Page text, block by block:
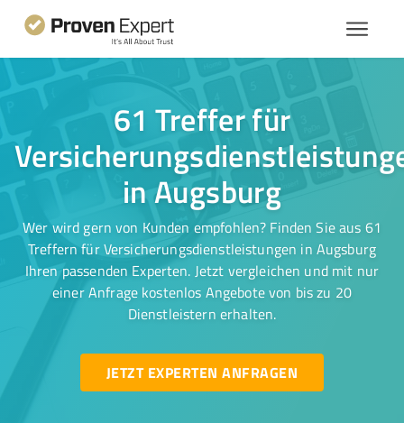
61 Treffer für
in Augsburg
Wer wird gern von Kunden empfohlen? Finden Sie aus 61
Treffern für Versicherungsdienstleistungen in Augsburg
Ihren passenden Experten. Jetzt vergleichen und mit nur
einer Anfrage kostenlos Angebote von bis zu 20
Dienstleistern erhalten.
JETZT EXPERTEN ANFRAGEN